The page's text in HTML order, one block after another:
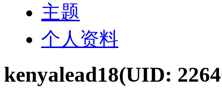
主题
个人资料
kenyalead18(UID: